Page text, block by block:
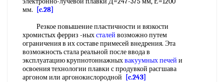
мм.
[c.28]
Резкое повышение пластичности и вязкости
хромистых ферриз -ныхсталей возможно путем
ограничения в их составе примесей внедрения. Эта
возможность стала реальной после ввода в
эксплуатацию крупнотоннажныхвакуумных печей и
освоения технологии плавки с продувкой расгшава
аргоном или аргонокислородной
[c.243]